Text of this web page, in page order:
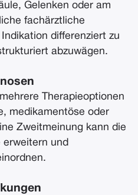
Gelenken oder am
fachärztliche
differenziert zu
abzuwägen.
Therapieoptionen
medikamentöse oder
Zweitmeinung kann die
erweitern und